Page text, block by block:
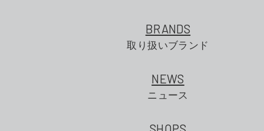
BRANDS
取り扱いブランド
NEWS
ニュース